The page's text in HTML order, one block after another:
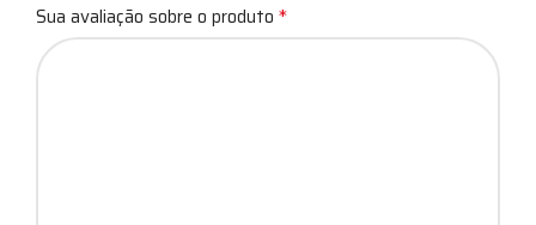
Sua avaliação sobre o produto *